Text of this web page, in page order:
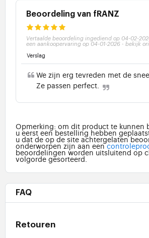
Beoordeling van fRANZ
Vertaalde beoordeling ingediend op 04-02-
een aankoopervaring op 04-01-2026 - bekijk
Verslag
We zijn erg tevreden met de
Ze passen perfect.
Opmerking: om dit product te kunnen
u eerst een bestelling hebben
u dat de op de site achtergelaten
onderworpen zijn aan een
beoordelingen worden uitsluitend op
volgorde gesorteerd.
FAQ
Retouren